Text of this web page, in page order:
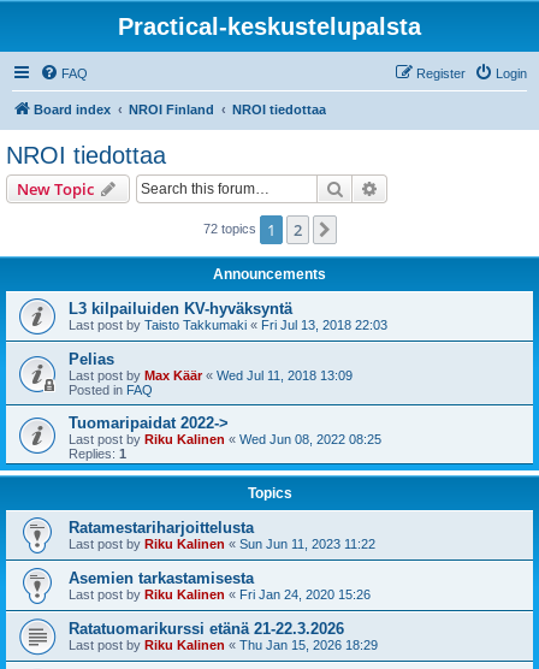
Practical-keskustelupalsta
FAQ Login
Register
Board index NROI Finland NROI tiedottaa
NROI tiedottaa
New Topic Search
72 topics 1 2
Announcements
L3 kilpailuiden KV-hyväksyntä
Last post by Taisto Takkumaki « Fri Jul 13, 2018 22:03
Pelias
Last post by Max Käär« Wed Jul 11, 2018 13:09
Posted in FAQ
Tuomaripaidat 2022->
Last post by Riku Kalinen « Wed Jun 08, 2022 08:25
Replies: 1
Topics
Ratamestariharjoittelusta
Last post by Riku Kalinen « Sun Jun 11, 2023 11:22
Asemien tarkastamisesta
Last post by Riku Kalinen « Fri Jan 24, 2020 15:26
Ratatuomarikurssi etänä 21-22.3.2026
Last post by Riku Kalinen « Thu Jan 15, 2026 18:29